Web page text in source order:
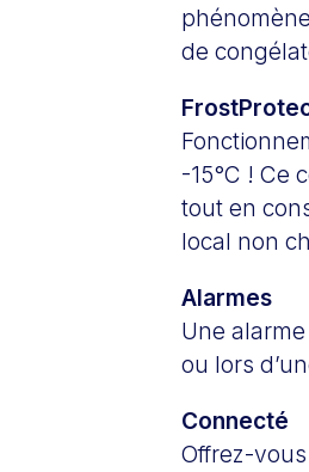
de
-15°C ! Ce
tout en
local non
Alarmes
Une
ou lors
Connecté
Offrez-